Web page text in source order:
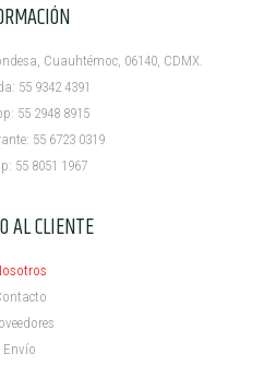
Cuauhtémoc, 06140, CDMX.
55 9342 4391
55 2948 8915
55 6723 0319
55 8051 1967
AL CLIENTE
Envío